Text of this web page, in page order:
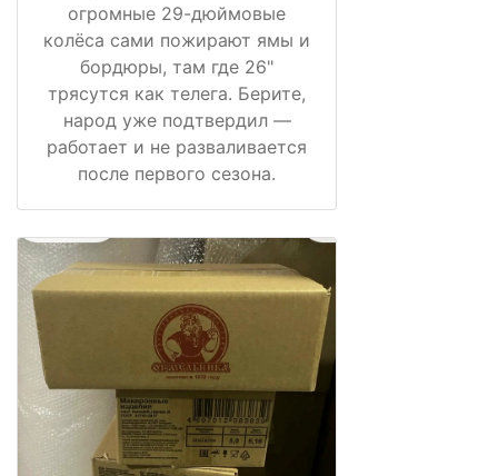
огромные 29-дюймовые
колёса сами пожирают ямы и
бордюры, там где 26"
трясутся как телега. Берите,
народ уже подтвердил —
работает и не разваливается
после первого сезона.